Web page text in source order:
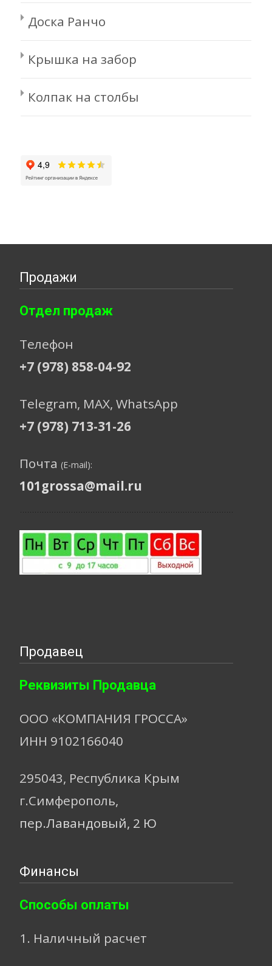
Доска Ранчо
Крышка на забор
Колпак на столбы
Продажи
Отдел продаж
Телефон
+7 (978) 858-04-92
Telegram, МАХ, WhatsApp
+7 (978) 713-31-26
Почта (E-mail):
101grossa@mail.ru
Продавец
Реквизиты Продавца
ООО «КОМПАНИЯ ГРОССА»
ИНН 9102166040
295043, Республика Крым
г.Симферополь,
пер.Лавандовый, 2 Ю
Финансы
Способы оплаты
1. Наличный расчет